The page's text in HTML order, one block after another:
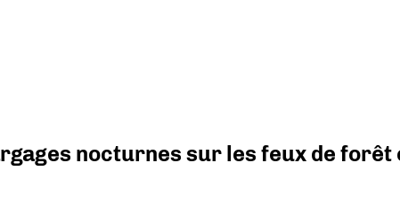
nocturnes sur les feux de forêt